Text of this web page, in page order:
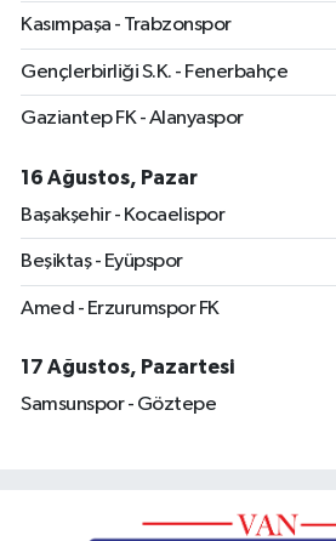
Kasımpaşa - Trabzonspor
Gençlerbirliği S.K. - Fenerbahçe
Gaziantep FK - Alanyaspor
16 Ağustos, Pazar
Başakşehir - Kocaelispor
Beşiktaş - Eyüpspor
Amed - Erzurumspor FK
17 Ağustos, Pazartesi
Samsunspor - Göztepe